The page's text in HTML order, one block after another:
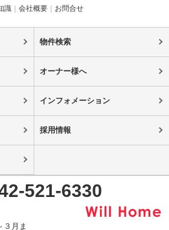
識 会社概要 お問合せ
物件検索
オーナー様へ
インフォメーション
採用情報
521-6330
３月ま